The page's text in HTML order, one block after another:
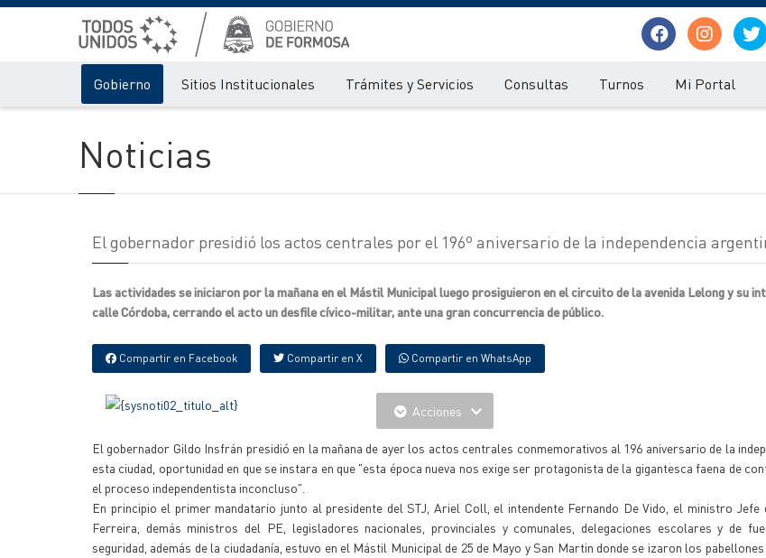
Gobierno Sitios Institucionales Trámites y Servicios Consultas Turnos Mi Portal
Noticias
El gobernador presidió los actos centrales por el 196º aniversario de la independencia
Las actividades se iniciaron por la mañana en el Mástil Municipal luego prosiguieron en el circuito de la avenida Lelong y su
calle Córdoba, cerrando el acto un desfile cívico-militar, ante una gran concurrencia de público.
Compartir en Facebook Compartir en X Compartir en WhatsApp
Acciones
El gobernador Gildo Insfrán presidió en la mañana de ayer los actos centrales conmemorativos al 196 aniversario de la
esta ciudad, oportunidad en que se instara en que "esta época nueva nos exige ser protagonista de la gigantesca faena de
el proceso independentista inconcluso".
En principio el primer mandatario junto al presidente del STJ, Ariel Coll, el intendente Fernando De Vido, el ministro Jefe
Ferreira, demás ministros del PE, legisladores nacionales, provinciales y comunales, delegaciones escolares y de
seguridad, además de la ciudadanía, estuvo en el Mástil Municipal de 25 de Mayo y San Martin donde se izaron los